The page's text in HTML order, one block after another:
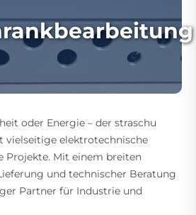
oder Energie – der straschu
vielseitige elektrotechnische
Projekte. Mit einem breiten
und technischer Beratung
Partner für Industrie und